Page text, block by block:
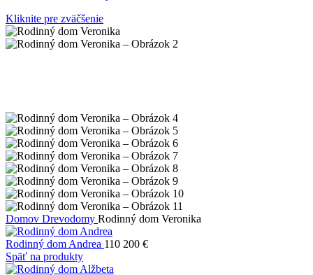
Kliknite pre zväčšenie
Domov Drevodomy Rodinný dom Veronika
Rodinný dom Andrea 110 200 €
Späť na produkty